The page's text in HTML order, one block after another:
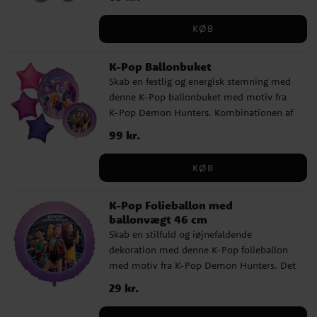
feststemningen uden at skulle hænges op
KØB
K-Pop Ballonbuket
Skab en festlig og energisk stemning med
denne K-Pop ballonbuket med motiv fra
K-Pop Demon Hunters. Kombinationen af
forskellige former og farver giver et
dynamisk udtryk, som fanger øjet med det
fødselsdagen. Ballonbuketten indeholder 1
stjerneformede folieballoner (46 cm) samt
1 rund folieballon (46 cm i diameter).
Pakken indeholder sugerør til nem
oppustning samt en hvid ballonsnor på ca.
1,5 meter, så du hurtigt kan skabe en
komplet og flot dekoration.
Pris :99 kr.
99 kr.
KØB
K-Pop Folieballon med
ballonvægt 46 cm
Skab en stilfuld og iøjnefaldende
dekoration med denne K-Pop folieballon
med motiv fra K-Pop Demon Hunters. Det
farverige design og de fede detaljer giver
Pris:29 kr.
29 kr.